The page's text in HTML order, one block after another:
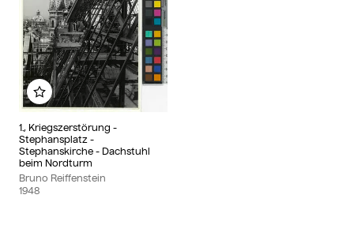
1., Kriegszerstörung -
Stephansplatz -
Stephanskirche - Dachstuhl
beim Nordturm
Bruno Reiffenstein
1948
Add to my album